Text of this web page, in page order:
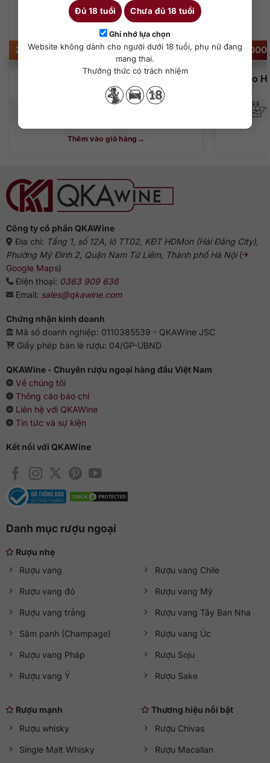
Đủ 18 tuổi Chưa đủ 18 tuổi
Ghi nhớ lựa chọn
Website không dành cho người dưới 18 tuổi, phụ nữ đang
mang thai.
Thưởng thức có trách nhiệm
Two Hands Holy Grail Shiraz
2.750.000₫
Thêm vào giỏ hàng
Two
2.750.000
Công ty cổ phần QKAWine
Địa chỉ: Tầng 1, số 12A, lô TT02, KĐT HDMon (Hải Đăng City),
Phường Mỹ Đình 2, Quận Nam Từ Liêm, Thành phố Hà Nội(
Google Maps)
Điện thoại: 0363 909 636
Email: sales@qkawine.com
Chứng nhận kinh doanh
Mã số doanh nghiệp: 0110385539 - QKAWine JSC
Giấy phép bán lẻ rượu: 04/GP-UBND
QKAWine - Chuyên rượu ngoại hàng đầu Việt Nam
Về chúng tôi
Thông cáo báo chí
Liên hệ với QKAWine
Tin tức và sự kiện
Kết nối với QKAWine
Danh mục rượu ngoại
Rượu nhẹ
Rượu vang
Rượu vang đỏ
Rượu vang trắng
Sâm panh (Champage)
Rượu vang Pháp
Rượu vang Ý
Rượu vang Chile
Rượu vang Mỹ
Rượu vang Tây Ban Nha
Rượu vang Úc
Rượu Soju
Rượu Sake
Rượu mạnh
Rượu whisky
Single Malt Whisky
Thương hiệu nổi bật
Rượu Chivas
Rượu Macallan